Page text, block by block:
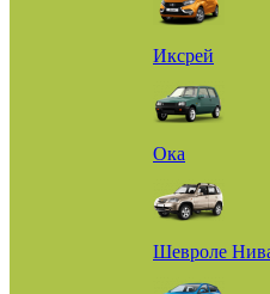
Иксрей
Ока
Шевроле